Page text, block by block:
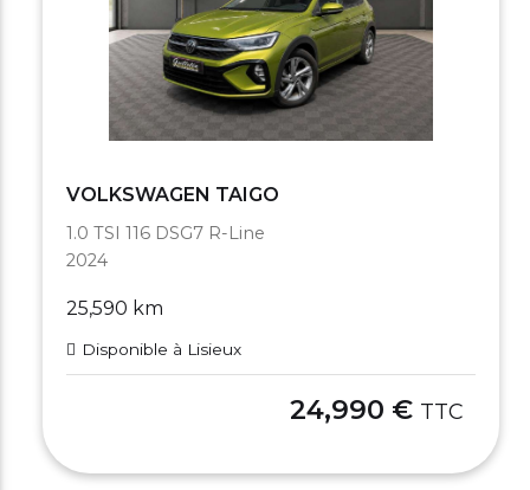
VOLKSWAGEN TAIGO
1.0 TSI 116 DSG7 R-Line
2024
25,590 km
Disponible à Lisieux
24,990 € TTC